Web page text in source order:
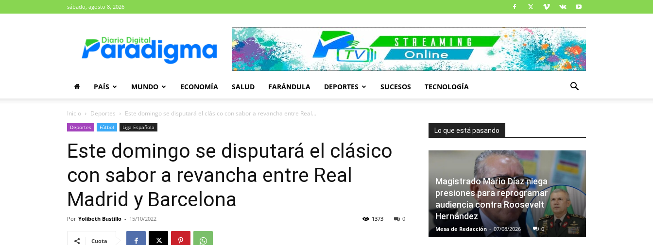
sábado, agosto 8, 2026
Paradigma
PAÍS MUNDO ECONOMÍA SALUD FARÁNDULA DEPORTES SUCESOS TECNOLOGÍA
Inicio Deportes Este domingo se disputará el clásico con sabor a revancha entre Real...
Deportes Fútbol Liga Española
Este domingo se disputará el clásico
con sabor a revancha entre Real
Madrid y Barcelona
Por Yolibeth Bustillo - 15/10/2022 0
1373
Cuota
Lo que está pasando
Magistrado Mario Díaz niega
presiones para reprogramar
audiencia contra Roosevelt
Hernández
Mesa de Redacción - 07/08/2026 0